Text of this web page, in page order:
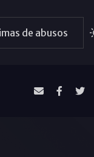
de abusos